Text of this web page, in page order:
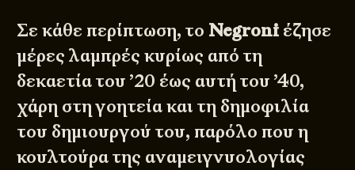
Σε κάθε περίπτωση, το Negroni έζησε
μέρες λαμπρές κυρίως από τη
δεκαετία του ’20 έως αυτή του ’40,
χάρη στη γοητεία και τη δημοφιλία
του δημιουργού του, παρόλο που η
κουλτούρα της αναμειγνυολογίας